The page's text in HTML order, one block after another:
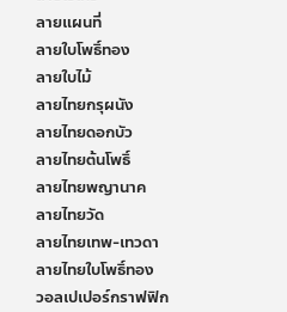
ลายแผนที่
ลายใบโพธิ์ทอง
ลายใบไม้
ลายไทยกรุผนัง
ลายไทยดอกบัว
ลายไทยต้นโพธิ์
ลายไทยพญานาค
ลายไทยวัด
ลายไทยเทพ-เทวดา
ลายไทยใบโพธิ์ทอง
วอลเปเปอร์กราฟฟิก